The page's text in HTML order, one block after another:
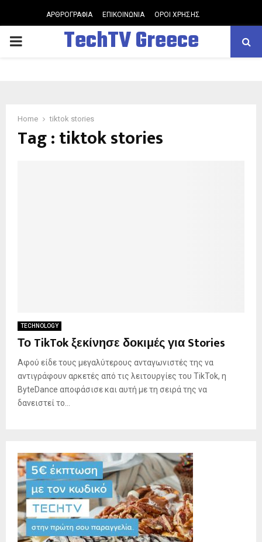
ΑΡΘΡΟΓΡΑΦΙΑ ΕΠΙΚΟΙΝΩΝΙΑ ΟΡΟΙ ΧΡΗΣΗΣ
PRIMARY TechTV Greece
Home tiktok stories
Tag : tiktok stories
TECHNOLOGY
Το TikTok ξεκίνησε δοκιμές για Stories
Αφού είδε τους μεγαλύτερους ανταγωνιστές της να
αντιγράφουν αρκετές από τις λειτουργίες του TikTok, η
ByteDance αποφάσισε και αυτή με τη σειρά της να
δανειστεί το...